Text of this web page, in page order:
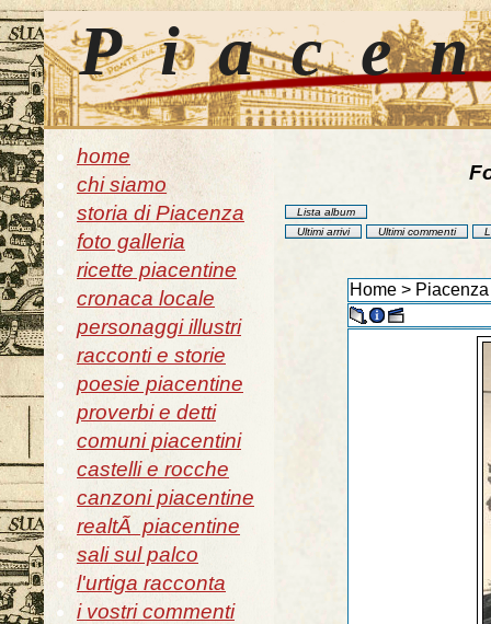
home
chi siamo
storia di Piacenza
foto galleria
ricette piacentine
cronaca locale
personaggi illustri
racconti e storie
poesie piacentine
proverbi e detti
comuni piacentini
castelli e rocche
canzoni piacentine
realtÃ piacentine
sali sul palco
l'urtiga racconta
i vostri commenti
Lista album
Ultimi arrivi
Ultimi commenti
Home>